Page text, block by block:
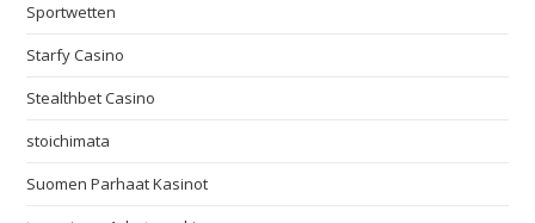
Sportwetten
Starfy Casino
Stealthbet Casino
stoichimata
Suomen Parhaat Kasinot